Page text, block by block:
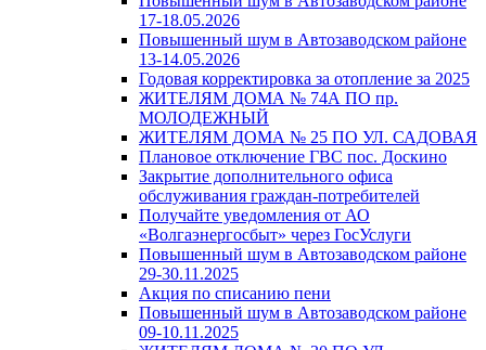
17-18.05.2026
Повышенный шум в Автозаводском районе
13-14.05.2026
Годовая корректировка за отопление за 2025
ЖИТЕЛЯМ ДОМА № 74А ПО пр.
МОЛОДЕЖНЫЙ
ЖИТЕЛЯМ ДОМА № 25 ПО УЛ. САДОВАЯ
Плановое отключение ГВС пос. Доскино
Закрытие дополнительного офиса
обслуживания граждан-потребителей
Получайте уведомления от АО
«Волгаэнергосбыт» через ГосУслуги
Повышенный шум в Автозаводском районе
29-30.11.2025
Акция по списанию пени
Повышенный шум в Автозаводском районе
09-10.11.2025